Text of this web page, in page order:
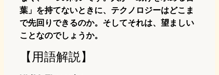
葉」を持てないときに、テクノロジーはどこま
で先回りできるのか。そしてそれは、望ましい
ことなのでしょうか。
【用語解説】